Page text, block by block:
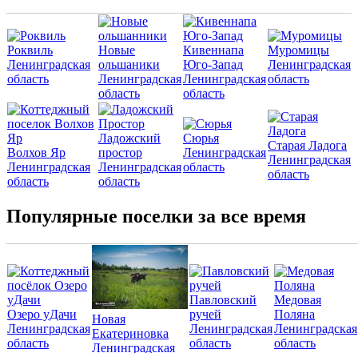
Роквиль
Ленинградская
область
Новые
ольшаники
Ленинградская
область
Кивеннапа
Юго-Запад
Ленинградская
область
Муромицы
Ленинградская
область
Волхов Яр
Ленинградская
область
Ладожский
простор
Ленинградская
область
Сюрья
Ленинградская
область
Старая Ладога
Ленинградская
область
Популярные поселки за все время
Озеро уДачи
Ленинградская
область
Новая
Екатериновка
Ленинградская
Павловский
ручей
Ленинградская
область
Медовая
Поляна
Ленинградская
область